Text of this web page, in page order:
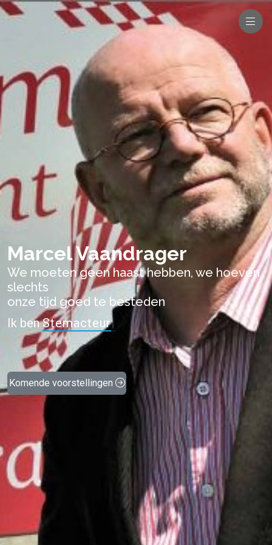
Marcel Vaandrager
We moeten geen haast hebben, we hoeven
slechts
onze tijd goed te besteden
Ik benStemacteur|
Komende voorstellingen